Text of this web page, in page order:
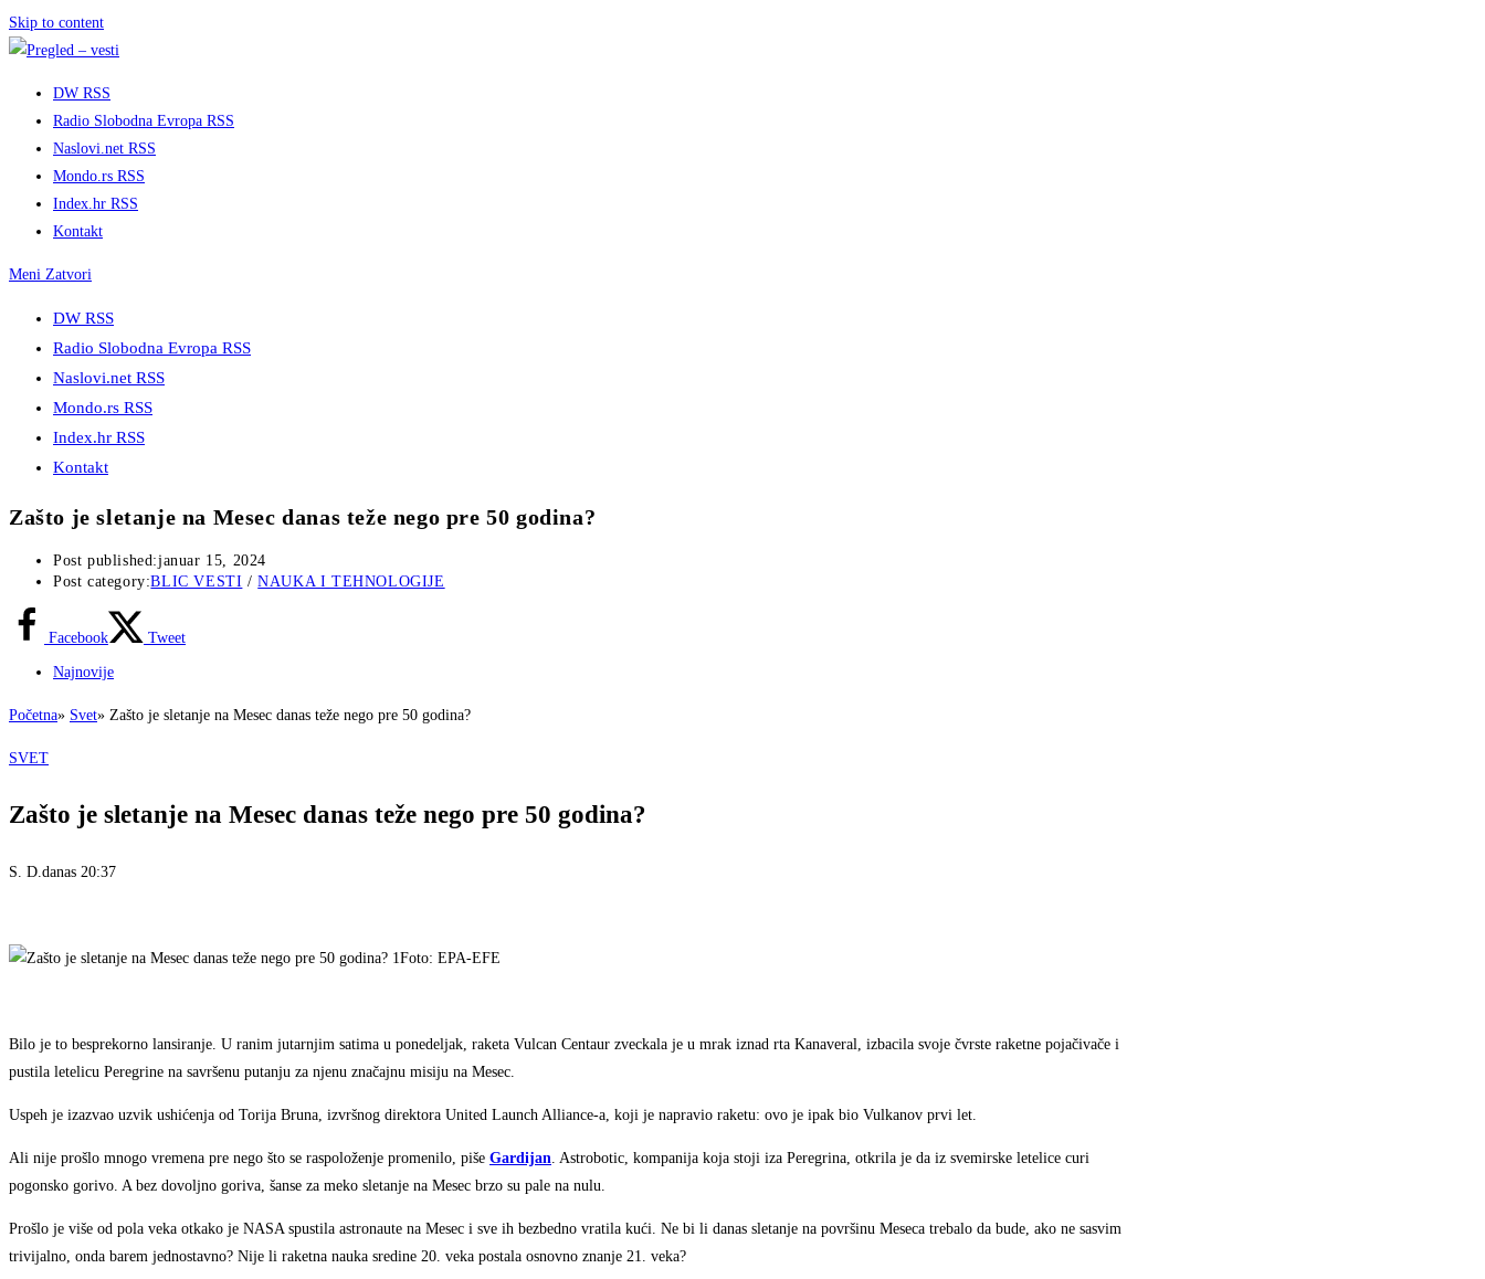
Skip to content
DW RSS
Radio Slobodna Evropa RSS
Naslovi.net RSS
Mondo.rs RSS
Index.hr RSS
Kontakt
Meni Zatvori
DW RSS
Radio Slobodna Evropa RSS
Naslovi.net RSS
Mondo.rs RSS
Index.hr RSS
Kontakt
Zašto je sletanje na Mesec danas teže nego pre 50 godina?
Post published:januar 15, 2024
Post category:BLIC VESTI / NAUKA I TEHNOLOGIJE
Facebook Tweet
Najnovije
Početna» Svet» Zašto je sletanje na Mesec danas teže nego pre 50 godina?
SVET
Zašto je sletanje na Mesec danas teže nego pre 50 godina?
S. D.danas 20:37
Foto: EPA-EFE
Bilo je to besprekorno lansiranje. U ranim jutarnjim satima u ponedeljak, raketa Vulcan Centaur zveckala je u mrak iznad rta Kanaveral, izbacila svoje čvrste raketne pojačivače i
pustila letelicu Peregrine na savršenu putanju za njenu značajnu misiju na Mesec.
Uspeh je izazvao uzvik ushićenja od Torija Bruna, izvršnog direktora United Launch Alliance-a, koji je napravio raketu: ovo je ipak bio Vulkanov prvi let.
Ali nije prošlo mnogo vremena pre nego što se raspoloženje promenilo, piše Gardijan. Astrobotic, kompanija koja stoji iza Peregrina, otkrila je da iz svemirske letelice curi
pogonsko gorivo. A bez dovoljno goriva, šanse za meko sletanje na Mesec brzo su pale na nulu.
Prošlo je više od pola veka otkako je NASA spustila astronaute na Mesec i sve ih bezbedno vratila kući. Ne bi li danas sletanje na površinu Meseca trebalo da bude, ako ne sasvim
trivijalno, onda barem jednostavno? Nije li raketna nauka sredine 20. veka postala osnovno znanje 21. veka?